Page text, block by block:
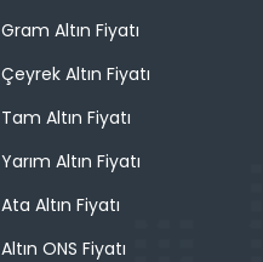
Gram Altın Fiyatı
Çeyrek Altın Fiyatı
Tam Altın Fiyatı
Yarım Altın Fiyatı
Ata Altın Fiyatı
Altın ONS Fiyatı